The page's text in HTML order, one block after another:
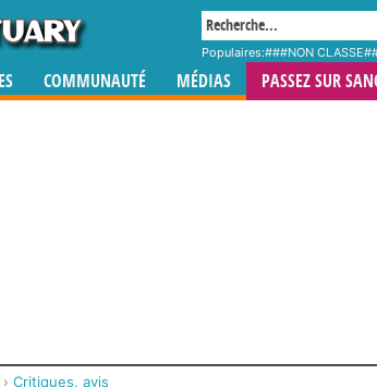
Populaires:###NON
COMMUNAUTÉ MÉDIAS PASSEZ SUR
› Critiques, avis